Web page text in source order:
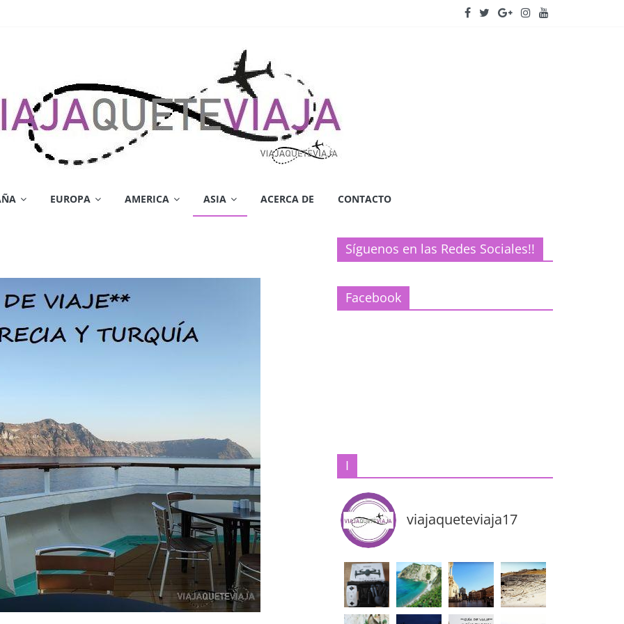
EUROPA AMERICA ASIA ACERCA DE CONTACTO
Síguenos en las Redes Sociales!!
Facebook
I
viajaqueteviaja17